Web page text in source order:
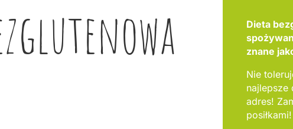
Dieta
znane
Nie
najlepsze
adres!
posiłkami!